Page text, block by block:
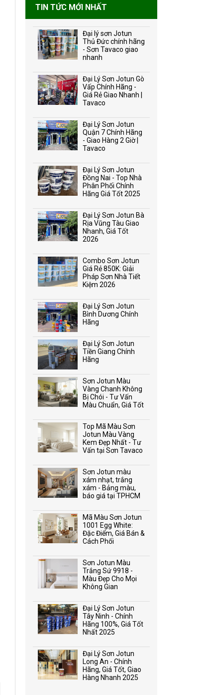
TIN TỨC MỚI NHẤT
Đại lý sơn Jotun
Thủ Đức chính hãng
- Sơn Tavaco giao
nhanh
Đại Lý Sơn Jotun Gò
Vấp Chính Hãng -
Giá Rẻ Giao Nhanh |
Tavaco
Đại Lý Sơn Jotun
Quận 7 Chính Hãng
- Giao Hàng 2 Giờ |
Tavaco
Đại Lý Sơn Jotun
Đồng Nai - Top Nhà
Phân Phối Chính
Hãng Giá Tốt 2025
Đại Lý Sơn Jotun Bà
Rịa Vũng Tàu Giao
Nhanh, Giá Tốt
2026
Combo Sơn Jotun
Giá Rẻ 850K: Giải
Pháp Sơn Nhà Tiết
Kiệm 2026
Đại Lý Sơn Jotun
Bình Dương Chính
Hãng
Đại Lý Sơn Jotun
Tiền Giang Chính
Hãng
Sơn Jotun Màu
Vàng Chanh Không
Bị Chói - Tư Vấn
Màu Chuẩn, Giá Tốt
Top Mã Màu Sơn
Jotun Màu Vàng
Kem Đẹp Nhất - Tư
Vấn tại Sơn Tavaco
Sơn Jotun màu
xám nhạt, trắng
xám - Bảng màu,
báo giá tại TPHCM
Mã Màu Sơn Jotun
1001 Egg White:
Đặc Điểm, Giá Bán &
Cách Phối
Sơn Jotun Màu
Trắng Sứ 9918 -
Màu Đẹp Cho Mọi
Không Gian
Đại Lý Sơn Jotun
Tây Ninh - Chính
Hãng 100%, Giá Tốt
Nhất 2025
Đại Lý Sơn Jotun
Long An - Chính
Hãng, Giá Tốt, Giao
Hàng Nhanh 2025